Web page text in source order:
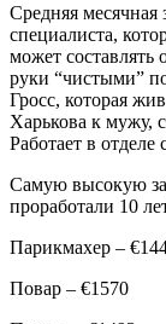
Средняя месячная
специалиста,
может составлять
руки “чистыми”
Гросс, которая
Харькова к мужу,
Работает в отделе
Самую высокую
проработали 10
Парикмахер –
Повар – €1570